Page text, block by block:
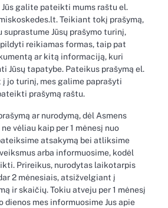
galite pateikti mums raštu el.
Teikiant tokį prašymą,
suprastume Jūsų prašymo turinį,
reikiamas formas, taip pat
ar kitą informaciją, kuri
Jūsų tapatybe. Pateikus prašymą el.
jo turinį, mes galime paprašyti
prašymą raštu.
ar nurodymą, dėl Asmens
vėliau kaip per 1 mėnesį nuo
atsakymą bei atliksime
arba informuosime, kodėl
Prireikus, nurodytas laikotarpis
2 mėnesiais, atsižvelgiant į
ir skaičių. Tokiu atveju per 1 mėnesį
dienos mes informuosime Jus apie